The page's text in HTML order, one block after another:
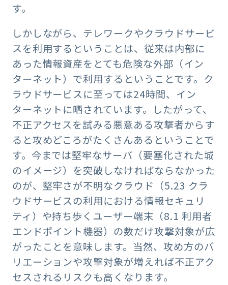
す。
しかしながら、テレワークやクラウドサービ
スを利用するということは、従来は内部に
あった情報資産をとても危険な外部（イン
ターネット）で利用するということです。ク
ラウドサービスに至っては24時間、イン
ターネットに晒されています。したがって、
不正アクセスを試みる悪意ある攻撃者からす
ると攻めどころがたくさんあるということで
す。今までは堅牢なサーバ（要塞化された城
のイメージ）を突破しなければならなかった
のが、堅牢さが不明なクラウド（5.23 クラ
ウドサービスの利用における情報セキュリ
ティ）や持ち歩くユーザー端末（8.1 利用者
エンドポイント機器）の数だけ攻撃対象が広
がったことを意味します。当然、攻め方のバ
リエーションや攻撃対象が増えれば不正アク
セスされるリスクも高くなります。